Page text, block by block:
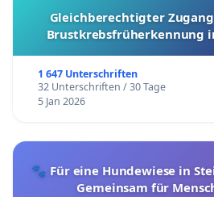
Gleichberechtigter
Brustkrebsfrüherkennung
1 647 Unterschriften
32 Unterschriften / 30 Tage
5 Jan 2026
🐾 Für eine Hundewiese in
Gemeinsam für